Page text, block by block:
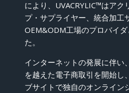
ン
により、UVACRYLIC™はアク
プ・サプライヤー、統合加工
OEM&ODM工場のプロバイ
た。
インターネットの発展に伴い
を越えた電子商取引を開始し
ブサイトで独自のオンライン